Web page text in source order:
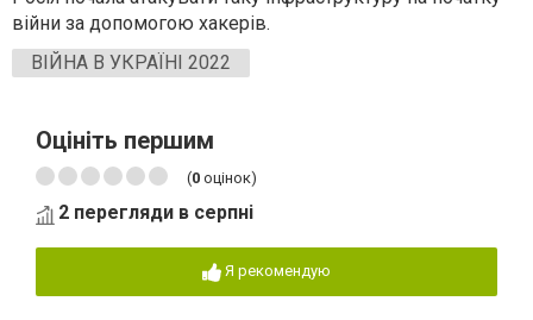
війни за допомогою хакерів.
ВІЙНА В УКРАЇНІ 2022
Оцініть першим
(0 оцінок)
2 перегляди в серпні
Я рекомендую